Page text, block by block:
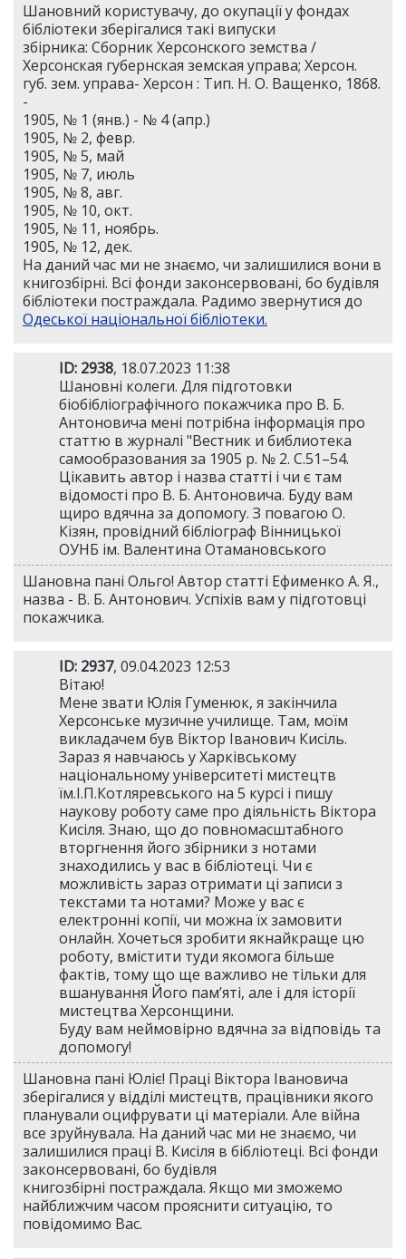
Шановний користувачу, до окупації у фондах
бібліотеки зберігалися такі випуски
збірника: Сборник Херсонского земства /
Херсонская губернская земская управа; Херсон.
губ. зем. управа- Херсон : Тип. Н. О. Ващенко, 1868.
-
1905, № 1 (янв.) - № 4 (апр.)
1905, № 2, февр.
1905, № 5, май
1905, № 7, июль
1905, № 8, авг.
1905, № 10, окт.
1905, № 11, ноябрь.
1905, № 12, дек.
На даний час ми не знаємо, чи залишилися вони в
книгозбірні. Всі фонди законсервовані, бо будівля
бібліотеки постраждала. Радимо звернутися до
Одеської національної бібліотеки.
ID: 2938, 18.07.2023 11:38
Шановні колеги. Для підготовки
біобібліографічного покажчика про В. Б.
Антоновича мені потрібна інформація про
статтю в журналі "Вестник и библиотека
самообразования за 1905 р. № 2. С.51–54.
Цікавить автор і назва статті і чи є там
відомості про В. Б. Антоновича. Буду вам
щиро вдячна за допомогу. З повагою О.
Кізян, провідний бібліограф Вінницької
ОУНБ ім. Валентина Отамановського
Шановна пані Ольго! Автор статті Ефименко А. Я.,
назва - В. Б. Антонович. Успіхів вам у підготовці
покажчика.
ID: 2937, 09.04.2023 12:53
Вітаю!
Мене звати Юлія Гуменюк, я закінчила
Херсонське музичне училище. Там, моїм
викладачем був Віктор Іванович Кисіль.
Зараз я навчаюсь у Харківському
національному університеті мистецтв
їм.І.П.Котляревського на 5 курсі і пишу
наукову роботу саме про діяльність Віктора
Кисіля. Знаю, що до повномасштабного
вторгнення його збірники з нотами
знаходились у вас в бібліотеці. Чи є
можливість зараз отримати ці записи з
текстами та нотами? Може у вас є
електронні копії, чи можна їх замовити
онлайн. Хочеться зробити якнайкраще цю
роботу, вмістити туди якомога більше
фактів, тому що ще важливо не тільки для
вшанування Його пам’яті, але і для історії
мистецтва Херсонщини.
Буду вам неймовірно вдячна за відповідь та
допомогу!
Шановна пані Юліє! Праці Віктора Івановича
зберігалися у відділі мистецтв, працівники якого
планували оцифрувати ці матеріали. Але війна
все зруйнувала. На даний час ми не знаємо, чи
залишилися праці В. Кисіля в бібліотеці. Всі фонди
законсервовані, бо будівля
книгозбірні постраждала. Якщо ми зможемо
найближчим часом прояснити ситуацію, то
повідомимо Вас.